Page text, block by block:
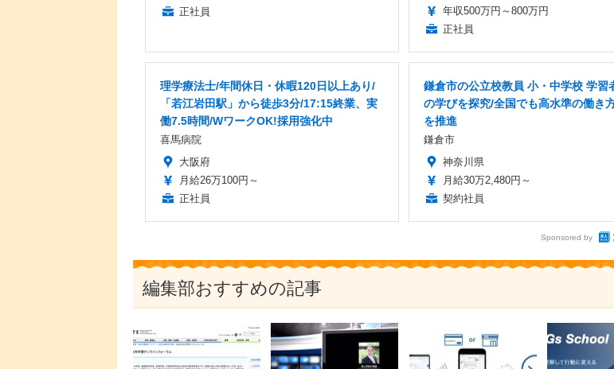
正社員
年収500万円～800万円
正社員
理学療法士/年間休日・休暇120日以上あり/
「若江岩田駅」から徒歩3分/17:15終業、実
働7.5時間/WワークOK!採用強化中
喜馬病院
大阪府
月給26万100円～
正社員
鎌倉市の公立校教員 小・中学校 学習
の学びを探究/全国でも高水準の働き
を推進
鎌倉市
神奈川県
月給30万2,480円～
契約社員
Sponsored by
編集部おすすめの記事